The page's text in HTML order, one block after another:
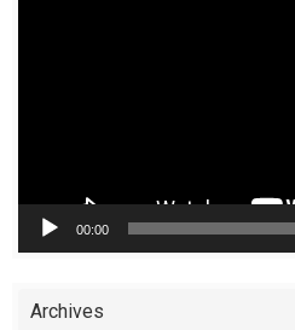
00:00
Archives